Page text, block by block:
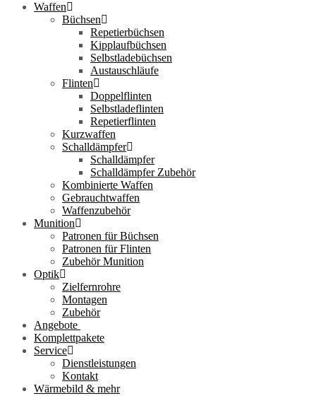
Waffen
Büchsen
Repetierbüchsen
Kipplaufbüchsen
Selbstladebüchsen
Austauschläufe
Flinten
Doppelflinten
Selbstladeflinten
Repetierflinten
Kurzwaffen
Schalldämpfer
Schalldämpfer
Schalldämpfer Zubehör
Kombinierte Waffen
Gebrauchtwaffen
Waffenzubehör
Munition
Patronen für Büchsen
Patronen für Flinten
Zubehör Munition
Optik
Zielfernrohre
Montagen
Zubehör
Angebote
Komplettpakete
Service
Dienstleistungen
Kontakt
Wärmebild & mehr